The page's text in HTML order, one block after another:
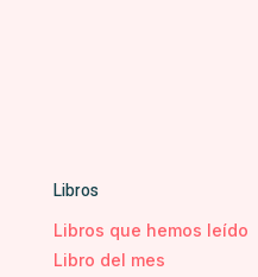
Libros
Libros que hemos leído
Libro del mes